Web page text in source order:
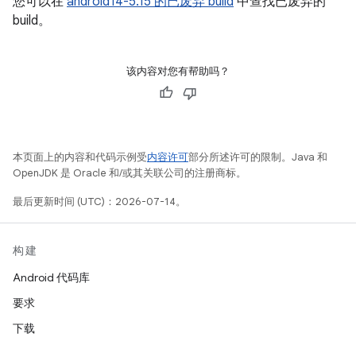
build。
该内容对您有帮助吗？
本页面上的内容和代码示例受内容许可部分所述许可的限制。Java 和
OpenJDK 是 Oracle 和/或其关联公司的注册商标。
最后更新时间 (UTC)：2026-07-14。
构建
Android 代码库
要求
下载